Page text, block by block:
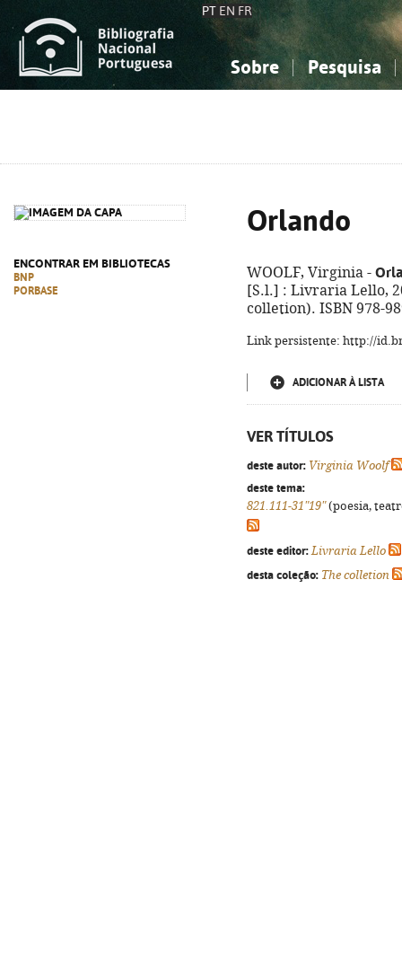
PT EN FR
Sobre Pesquisa
ENCONTRAR EM BIBLIOTECAS
BNP
PORBASE
Orlando
WOOLF, Virginia -
[S.l.] : Livraria Lello,
colletion). ISBN 978-
Link persistente: http://
ADICIONAR À LISTA
VER TÍTULOS
deste autor: Virginia Woolf
deste tema:
821.111-31"19"(poesia,
deste editor: Livraria Lello
desta coleção: The colletion